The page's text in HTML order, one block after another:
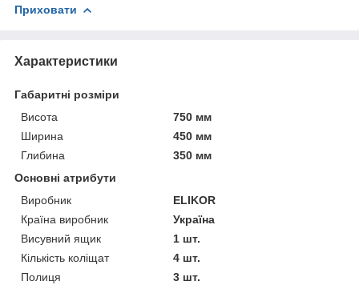
Приховати
Характеристики
Габаритні розміри
Висота
750 мм
Ширина
450 мм
Глибина
350 мм
Основні атрибути
Виробник
ELIKOR
Країна виробник
Україна
Висувний ящик
1 шт.
Кількість коліщат
4 шт.
Полиця
3 шт.